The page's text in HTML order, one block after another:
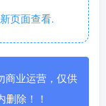
页面查看.
商业运营，仅供
除！！